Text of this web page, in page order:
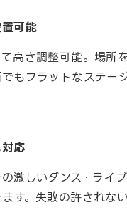
可能
高さ調整可能。場所
もフラットなステー
応
激しいダンス・ライ
す。失敗の許されな